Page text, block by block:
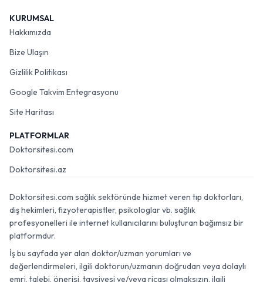
KURUMSAL
Hakkımızda
Bize Ulaşın
Gizlilik Politikası
Google Takvim Entegrasyonu
Site Haritası
PLATFORMLAR
Doktorsitesi.com
Doktorsitesi.az
Doktorsitesi.com sağlık sektöründe hizmet veren tıp doktorları,
diş hekimleri, fizyoterapistler, psikologlar vb. sağlık
profesyonelleri ile internet kullanıcılarını buluşturan bağımsız bir
platformdur.
İş bu sayfada yer alan doktor/uzman yorumları ve
değerlendirmeleri, ilgili doktorun/uzmanın doğrudan veya dolaylı
emri, talebi, önerisi, tavsiyesi ve/veya ricası olmaksızın, ilgili